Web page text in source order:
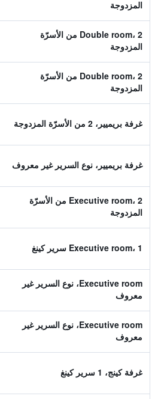
المزدوجة
Double room، 2 من الأسرّة
المزدوجة
Double room، 2 من الأسرّة
المزدوجة
غرفة بريميير، 2 من الأسرّة المزدوجة
غرفة بريميير، نوع السرير غير معروف
Executive room، 2 من الأسرّة
المزدوجة
Executive room، 1 سرير كينغ
Executive room، نوع السرير غير
معروف
Executive room، نوع السرير غير
معروف
غرفة كينج، 1 سرير كينغ